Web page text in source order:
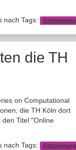
nach Tags:
Optimierung
die TH
on Computational
die TH Köln dort
Titel "Online
nach Tags:
Optimierung